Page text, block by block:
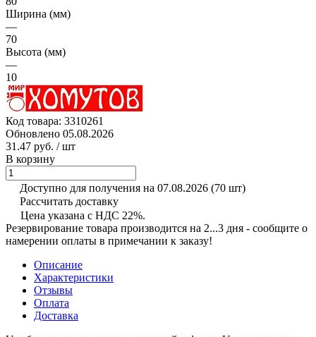
Ширина (мм)
—
70
Высота (мм)
—
10
Код товара: 3310261
Обновлено 05.08.2026
31.47 руб. / шт
В корзину
Доступно для получения на 07.08.2026 (70 шт)
Рассчитать доставку
Цена указана с НДС 22%.
Резервирование товара производится на 2...3 дня - сообщите о
намерении оплаты в примечании к заказу!
Описание
Характеристики
Отзывы
Оплата
Доставка